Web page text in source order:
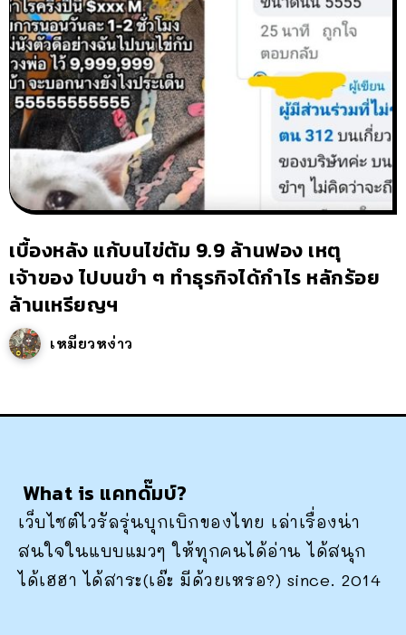
เบื้องหลัง แก้บนไข่ต้ม 9.9 ล้านฟอง เหตุ
เจ้าของ ไปบนขำ ๆ ทำธุรกิจได้กำไร หลักร้อย
ล้านเหรียญฯ
เหมียวหง่าว
What is แคทดั๊มบ์?
เว็บไซต์ไวรัลรุ่นบุกเบิกของไทย เล่าเรื่องน่า
สนใจในแบบแมวๆ ให้ทุกคนได้อ่าน ได้สนุก
ได้เฮฮา ได้สาระ(เอ๊ะ มีด้วยเหรอ?) since. 2014